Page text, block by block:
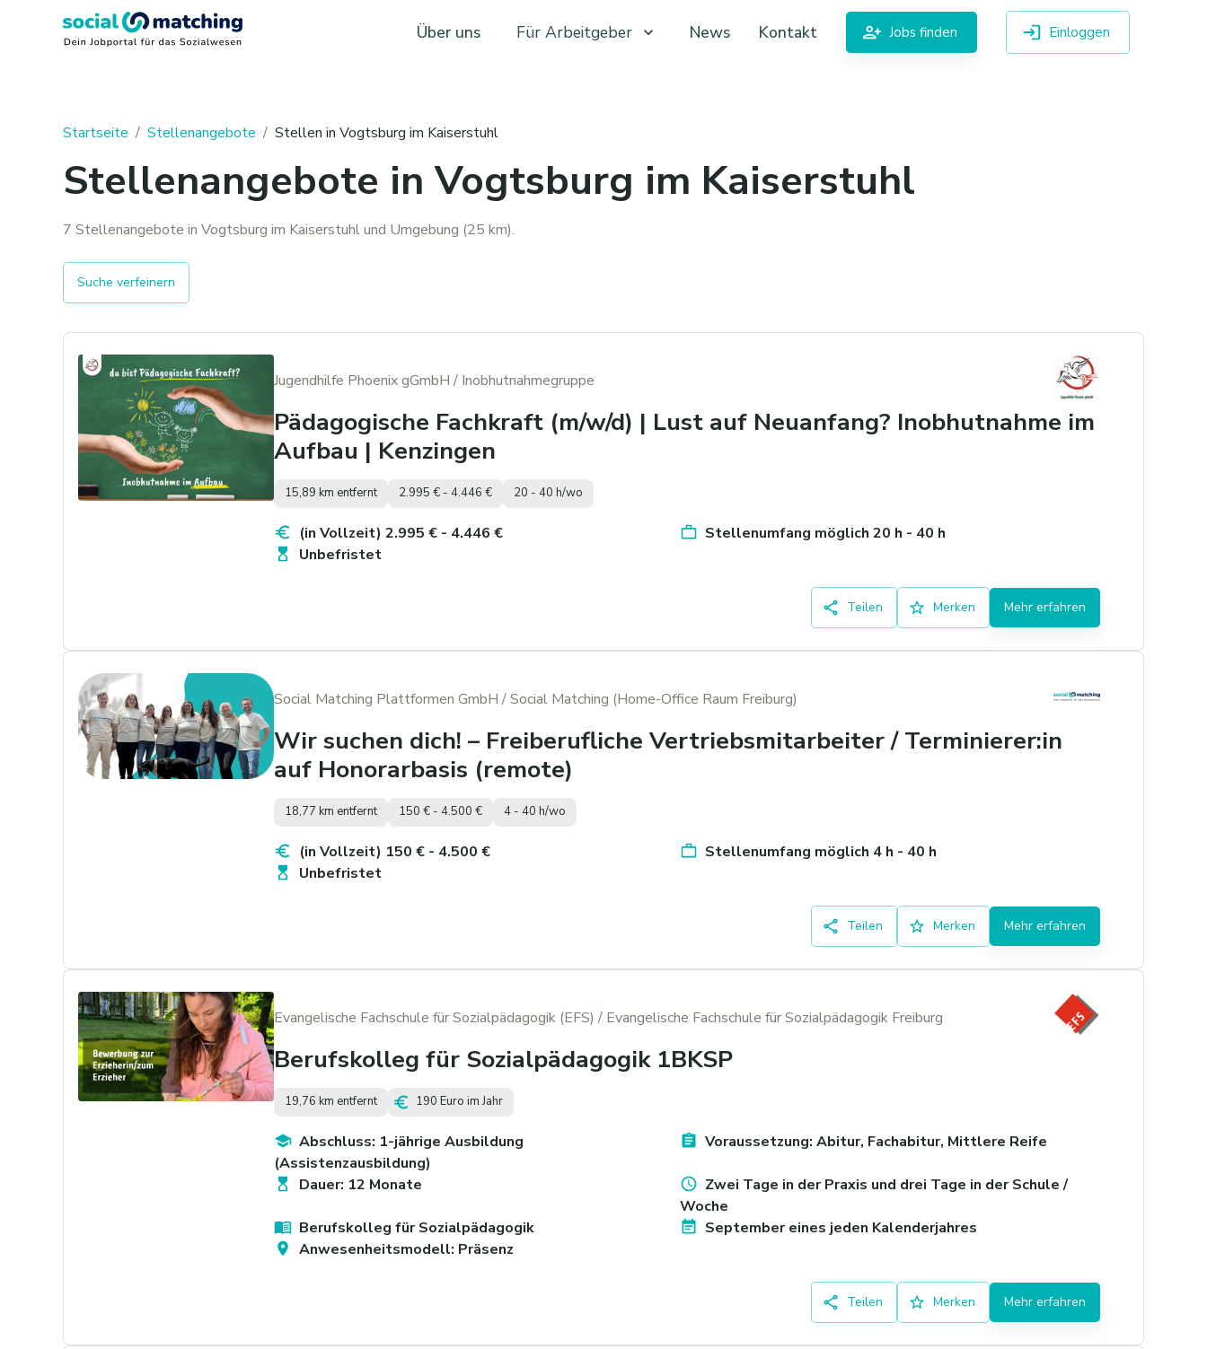
Über uns Für Arbeitgeber News Kontakt Jobs finden Einloggen
Startseite / Stellenangebote / Stellen in Vogtsburg im Kaiserstuhl
Stellenangebote in Vogtsburg im Kaiserstuhl
7 Stellenangebote in Vogtsburg im Kaiserstuhl und Umgebung (25 km).
Suche verfeinern
Jugendhilfe Phoenix gGmbH / Inobhutnahmegruppe
Pädagogische Fachkraft (m/w/d) | Lust auf Neuanfang? Inobhutnahme im
Aufbau | Kenzingen
15,89 km entfernt 2.995 € - 4.446 € 20 - 40 h/wo
(in Vollzeit) 2.995 € - 4.446 €
Stellenumfang möglich 20 h - 40 h
Unbefristet
Teilen Merken Mehr erfahren
Social Matching Plattformen GmbH / Social Matching (Home-Office Raum Freiburg)
Wir suchen dich! – Freiberufliche Vertriebsmitarbeiter / Terminierer:in
auf Honorarbasis (remote)
18,77 km entfernt 150 € - 4.500 € 4 - 40 h/wo
(in Vollzeit) 150 € - 4.500 €
Stellenumfang möglich 4 h - 40 h
Unbefristet
Teilen Merken Mehr erfahren
Evangelische Fachschule für Sozialpädagogik (EFS) / Evangelische Fachschule für Sozialpädagogik Freiburg
Berufskolleg für Sozialpädagogik 1BKSP
19,76 km entfernt 190 Euro im Jahr
Abschluss: 1-jährige Ausbildung
(Assistenzausbildung)
Voraussetzung: Abitur, Fachabitur, Mittlere Reife
Dauer: 12 Monate
Zwei Tage in der Praxis und drei Tage in der Schule /
Woche
Berufskolleg für Sozialpädagogik
September eines jeden Kalenderjahres
Anwesenheitsmodell: Präsenz
Teilen Merken Mehr erfahren